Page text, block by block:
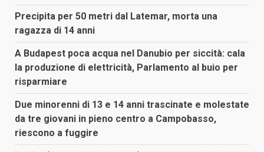
Precipita per 50 metri dal Latemar, morta una
ragazza di 14 anni
A Budapest poca acqua nel Danubio per siccità: cala
la produzione di elettricità, Parlamento al buio per
risparmiare
Due minorenni di 13 e 14 anni trascinate e molestate
da tre giovani in pieno centro a Campobasso,
riescono a fuggire